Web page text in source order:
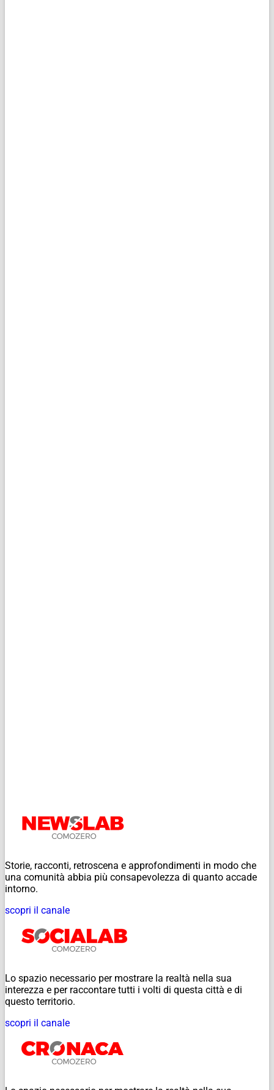
Storie, racconti, retroscena e approfondimenti in modo che
una comunità abbia più consapevolezza di quanto accade
intorno.
scopri il canale
Lo spazio necessario per mostrare la realtà nella sua
interezza e per raccontare tutti i volti di questa città e di
questo territorio.
scopri il canale